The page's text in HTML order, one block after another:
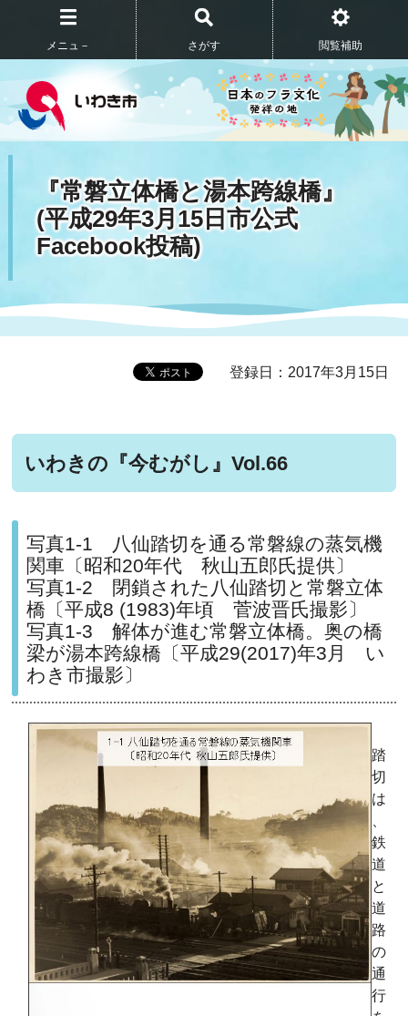
メニュ－ さがす 閲覧補助
『常磐立体橋と湯本跨線橋』
(平成29年3月15日市公式
Facebook投稿)
登録日：2017年3月15日
いわきの『今むがし』Vol.66
写真1-1 八仙踏切を通る常磐線の蒸気機
関車〔昭和20年代 秋山五郎氏提供〕
写真1-2 閉鎖された八仙踏切と常磐立体
橋〔平成8 (1983)年頃 菅波晋氏撮影〕
写真1-3 解体が進む常磐立体橋。奥の橋
梁が湯本跨線橋〔平成29(2017)年3月 い
わき市撮影〕
踏
切
は
鉄
道
と
道
路
の
通
行